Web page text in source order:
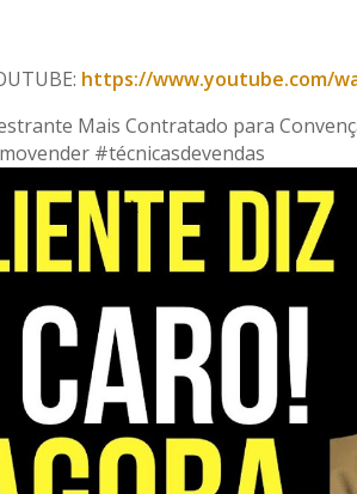
https://www.youtube.com/
Mais Contratado para
#técnicasdevendas